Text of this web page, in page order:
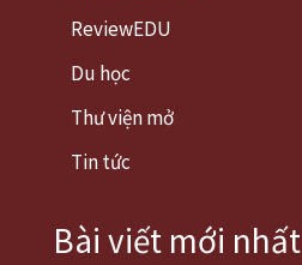
ReviewEDU
Du học
Thư viện mở
Tin tức
Bài viết mới nhất